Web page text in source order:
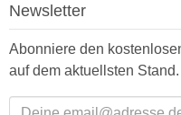
Newsletter
Abonniere den
auf dem aktuellsten Stand.
E-Mailadresse